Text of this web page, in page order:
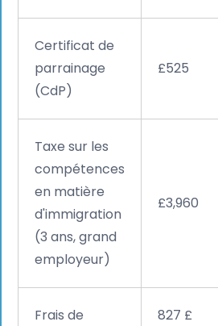
Certificat de
parrainage
(CdP)
£525
Taxe sur les
compétences
en matière
d'immigration
(3 ans, grand
employeur)
£3,960
Frais de 827 £